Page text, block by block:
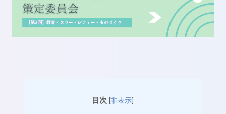
目次 [非表示]